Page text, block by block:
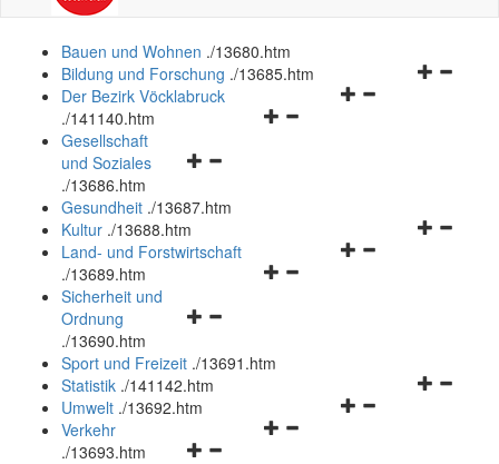
Bauen und Wohnen ./13680.htm
Navigationsmenü
Bildung und Forschung ./13685.htm
Navigationsmenü
Der Bezirk Vöcklabruck
./141140.htm
Navigationsmenü
und
schließen
Gesellschaft
und Soziales
./13686.htm
Gesundheit ./13687.htm
Navigationsmenü
Kultur ./13688.htm
Navigationsmenü
Land- und Forstwirtschaft
./13689.htm
Navigationsmenü
und
schließen
Sicherheit und
Ordnung
./13690.htm
Sport und Freizeit ./13691.htm
Navigationsmenü
Statistik ./141142.htm
Navigationsmenü
Umwelt ./13692.htm
Navigationsmenü
Verkehr
./13693.htm